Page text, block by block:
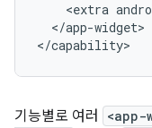
<extra
</app-widget>
기능별로 여러 <app-